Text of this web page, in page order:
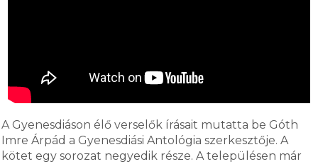
A Gyenesdiáson élő verselők írásait mutatta be Góth
Imre Árpád a Gyenesdiási Antológia szerkesztője. A
kötet egy sorozat negyedik része. A településen már